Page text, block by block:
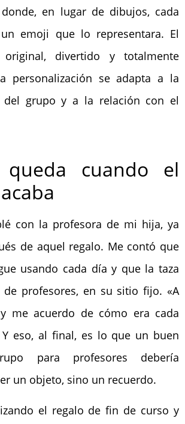
en lugar de dibujos, cada
emoji que lo representara. El
divertido y totalmente
personalización se adapta a la
del grupo y a la relación con el
cuando el
con la profesora de mi hija, ya
de aquel regalo. Me contó que
usando cada día y que la taza
de profesores, en su sitio fijo. «A
me acuerdo de cómo era cada
eso, al final, es lo que un buen
para profesores debería
un objeto, sino un recuerdo.
el regalo de fin de curso y